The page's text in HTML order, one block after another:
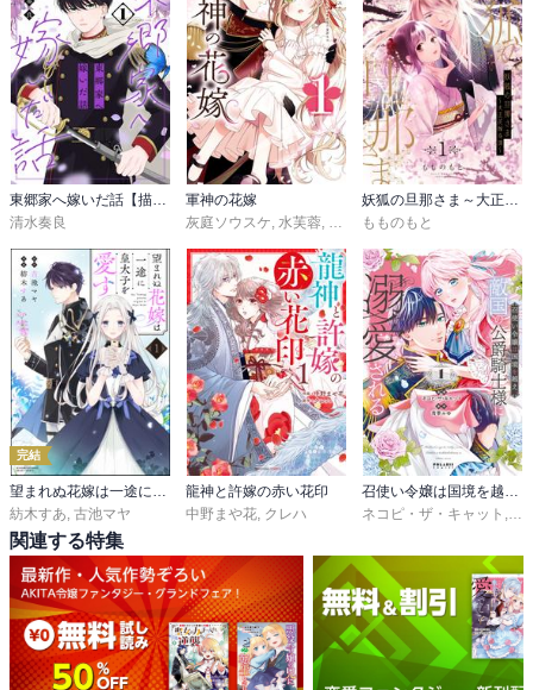
東郷家へ嫁いだ話【描き下ろしおまけ付き特装版】
清水奏良
軍神の花嫁
灰庭ソウスケ, 水芙蓉, セカイメグル
妖狐の旦那さま～大正花嫁奇譚～【描き下ろしおまけ付き特装版】
もものもと
完結
紡木すあ 古池マヤ
龍神と許嫁の赤い花印
中野まや花 クレハ
ネコピ・ザ・キャット
関連する特集